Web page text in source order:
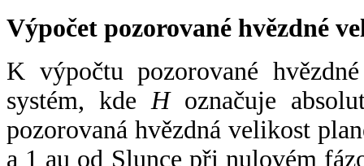
Výpočet pozorované hvězdné
K výpočtu pozorované
systém, kde Hoznačuje
pozorovaná hvězdná velikost
a 1 au od Slunce při nulovém